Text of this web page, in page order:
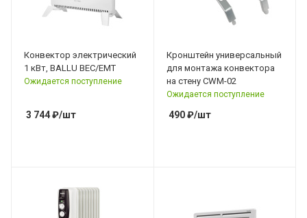
Конвектор электрический
1 кВт, BALLU BEC/EMT
Ожидается поступление
3 744₽/шт
Кронштейн универсальный
для монтажа конвектора
на стену CWM-02
Ожидается поступление
490₽/шт